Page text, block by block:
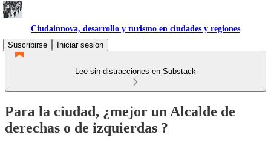
Ciudainnova, desarrollo y turismo en ciudades y regiones
Suscribirse
Iniciar sesión
Lee sin distracciones en Substack
Para la ciudad, ¿mejor un Alcalde de
derechas o de izquierdas ?